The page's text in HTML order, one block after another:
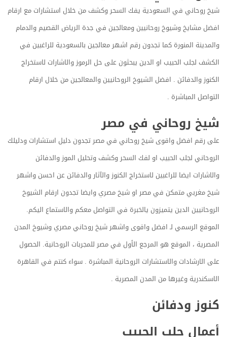
شيخ روحاني في السعودية يفك السحر وكشف من خلال استشارات مع ارقام
افضل مشايخ وشيوخ روحانيين ومعالجين في جدة الرياض القصيم والدمام
والمدينة المنورة كما تجدون رقم اشهر معالجين بالسعودية للراغبين في
الكشف لجلب الحبيب او الدين يبحثون على حل الرموز والاشارات لاستخراج
الكنوز والدفائن . افضل الشيوخ الروحانيين والمعالجين من خلال ارقام
التواصل المباشرة .
شيخ روحاني في مصر
على رقم افضل واقوى شيخ روحاني في مصر تجدون دليل استشارات ودليلك
الروحاني لجلب الحبيب او لفك السحر وكشف وتحليل الموز والدفائن
والاشارات ايضا للراغبين لاستخراج الكنوز والآثار والدفائن عن احسن واشهر
شيخ مغربي متمكن في مصر او شيخ مصري وايضا تجدون ارقام الشيوخ
الروحانيين الدين يتميزون يالخبرة في التواصل معكم والاستماع اليكم.
الموقع الرسمي لـ افضل واقوى واشهر شيخ روحاني مصري وشيوخ المدن
المصرية ، الموقع هو المرجع الأول في مصر للمجربات الروحانية. الحصول
على الارشادات والاستشارات الروحانية المباشرة . سواء كنتم في القاهرة
الاسكندرية وغيرها من المدن المصرية .
كنوز ودفائن
أعمال جلب الحبيب